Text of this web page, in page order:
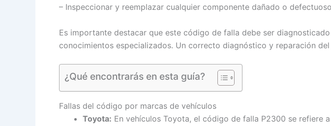
– Inspeccionar y reemplazar cualquier componente dañado o
Es importante destacar que este código de falla debe ser
conocimientos especializados. Un correcto diagnóstico y reparación
¿Qué encontrarás en esta guía?
Fallas del código por marcas de vehículos
Toyota: En vehículos Toyota, el código de falla P2300 se refiere